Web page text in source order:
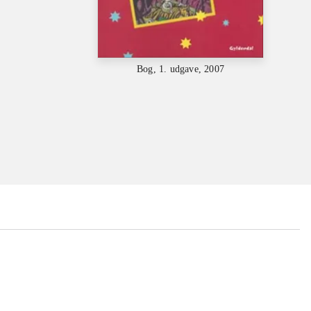
Bog, 1. udgave, 2007